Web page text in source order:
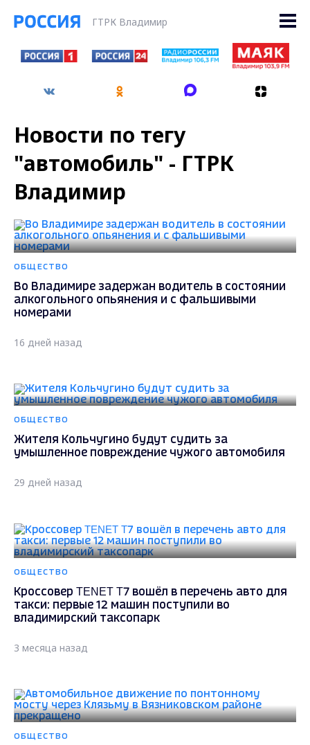
ГТРК Владимир
Новости по тегу
"автомобиль" - ГТРК
Владимир
ОБЩЕСТВО
Во Владимире задержан водитель в состоянии
алкогольного опьянения и с фальшивыми
номерами
16 дней назад
ОБЩЕСТВО
Жителя Кольчугино будут судить за
умышленное повреждение чужого автомобиля
29 дней назад
ОБЩЕСТВО
Кроссовер TENET T7 вошёл в перечень авто для
такси: первые 12 машин поступили во
владимирский таксопарк
3 месяца назад
ОБЩЕСТВО